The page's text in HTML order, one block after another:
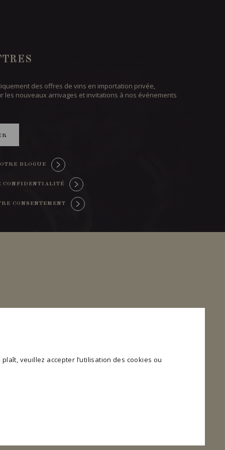
veuillez accepter l’utilisation des cookies ou
des offres de vins en importation privée,
les nouveaux arrivages et invitations à nos événements
BLOGUE
CONFIDENTIALITÉ
CONSENTEMENT